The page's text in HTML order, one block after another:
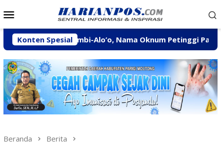
ke
Mobile
Konten Spesial
Tombi-Alo’o, Nama Oknum Petinggi Parpol Ikut
Beranda Berita